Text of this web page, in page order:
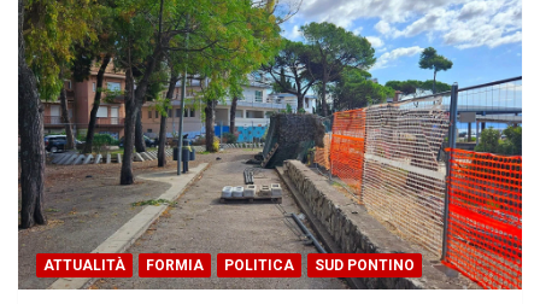
ATTUALITÀ FORMIA POLITICA SUD PONTINO